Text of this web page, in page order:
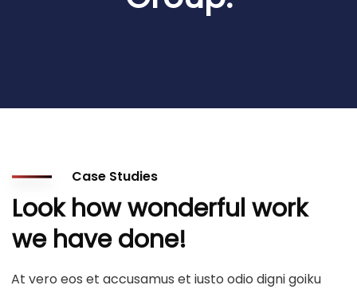
Case Studies
Look how wonderful work
we have done!
At vero eos et accusamus et iusto odio digni goiku